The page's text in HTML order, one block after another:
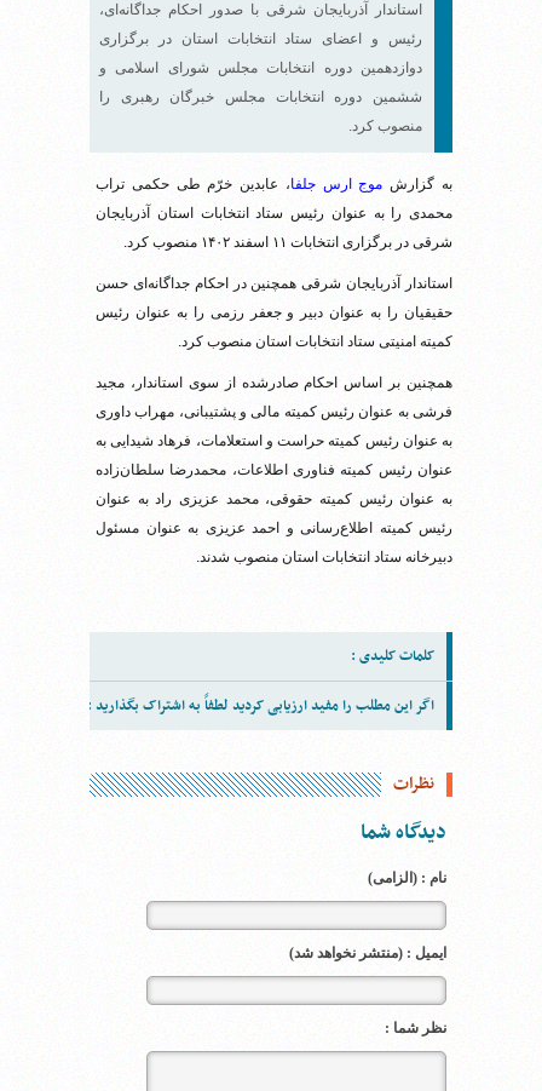
استاندار آذربایجان شرقی با صدور احکام جداگانه‌ای،
رئیس و اعضای ستاد انتخابات استان در برگزاری
دوازدهمین دوره انتخابات مجلس شورای اسلامی و
ششمین دوره انتخابات مجلس خبرگان رهبری را
منصوب کرد.
به گزارش موج ارس جلفا، عابدین خرّم طی حکمی تراب
محمدی را به عنوان رئیس ستاد انتخابات استان آذربایجان
شرقی در برگزاری انتخابات ۱۱ اسفند ۱۴۰۲ منصوب کرد.
استاندار آذربایجان شرقی همچنین در احکام جداگانه‌ای حسن
حقیقیان را به عنوان دبیر و جعفر رزمی را به عنوان رئیس
کمیته امنیتی ستاد انتخابات استان منصوب کرد.
همچنین بر اساس احکام صادرشده از سوی استاندار، مجید
فرشی به عنوان رئیس کمیته مالی و پشتیبانی، مهراب داوری
به عنوان رئیس کمیته حراست و استعلامات، فرهاد شیدایی به
عنوان رئیس کمیته فناوری اطلاعات، محمدرضا سلطان‌زاده
به عنوان رئیس کمیته حقوقی، محمد عزیزی راد به عنوان
رئیس کمیته اطلاع‌رسانی و احمد عزیزی به عنوان مسئول
دبیرخانه ستاد انتخابات استان منصوب شدند.
کلمات کلیدی :
اگر این مطلب را مفید ارزیابی کردید لطفاً به اشتراک بگذارید :
نظرات
دیدگاه شما
نام : (الزامی)
ایمیل : (منتشر نخواهد شد)
نظر شما :